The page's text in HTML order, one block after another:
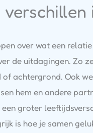
over wat een
de uitdagingen. Zo
achtergrond. Ook
hem en andere
groter
is hoe je samen